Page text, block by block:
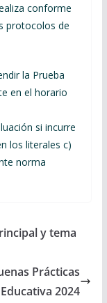
conforme
protocolos de
la Prueba
en el horario
si incurre
los literales c)
norma
y tema
Prácticas
2024